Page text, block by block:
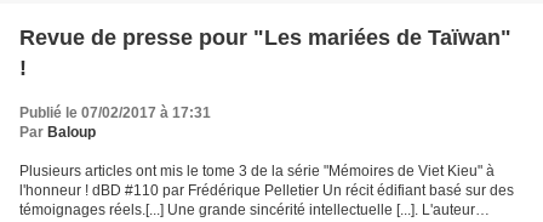
Revue de presse pour "Les mariées de Taïwan"
!
Publié le 07/02/2017 à 17:31
Par Baloup
Plusieurs articles ont mis le tome 3 de la série "Mémoires de Viet Kieu" à
l'honneur ! dBD #110 par Frédérique Pelletier Un récit édifiant basé sur des
témoignages réels.[...] Une grande sincérité intellectuelle [...]. L'auteur